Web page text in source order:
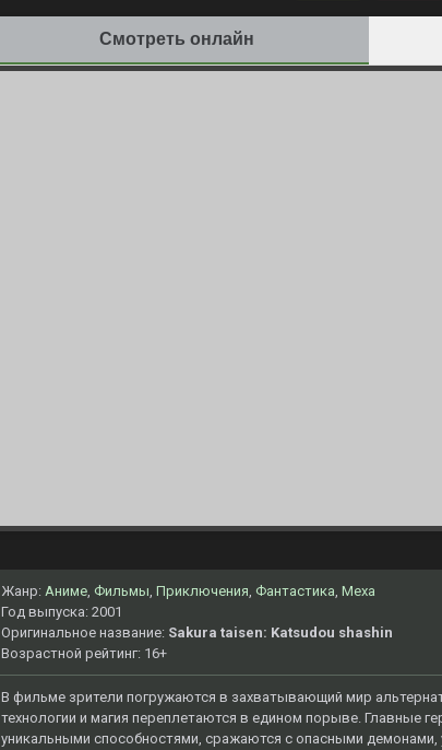
Смотреть онлайн
Жанр: Аниме, Фильмы, Приключения, Фантастика, Меха
Год выпуска: 2001
Оригинальное название: Sakura taisen: Katsudou shashin
Возрастной рейтинг: 16+
В фильме зрители погружаются в захватывающий мир
технологии и магия переплетаются в едином порыве. Главные
уникальными способностями, сражаются с опасными